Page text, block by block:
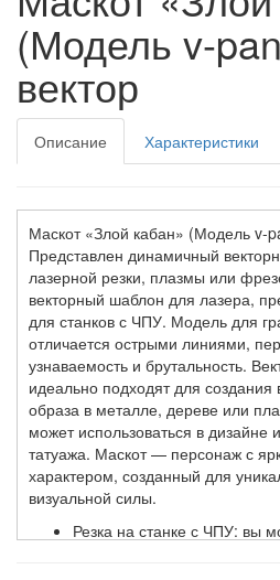
(Модель v-
вектор
Описание Характеристики
Маскот «Злой кабан» (Модель v-
Представлен динамичный
лазерной резки, плазмы или
векторный шаблон для лазера,
для станков с ЧПУ. Модель для
отличается острыми линиями,
узнаваемость и брутальность.
идеально подходят для создания
образа в металле, дереве или
может использоваться в дизайне
татуажа. Маскот — персонаж с
характером, созданный для
визуальной силы.
Резка на станке с ЧПУ: вы